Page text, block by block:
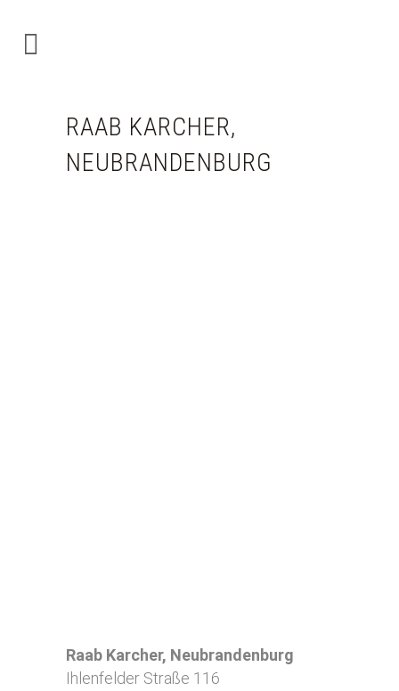
RAAB KARCHER,
NEUBRANDENBURG
Raab Karcher, Neubrandenburg
Ihlenfelder Straße 116